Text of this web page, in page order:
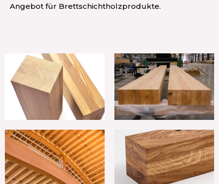
Angebot für Brettschichtholzprodukte.